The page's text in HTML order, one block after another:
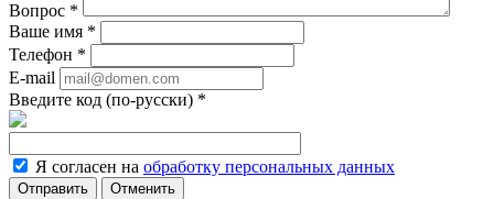
Вопрос *
Ваше имя *
Телефон *
E-mail
Введите код (по-русски) *
Я согласен на обработку персональных данных
Отменить